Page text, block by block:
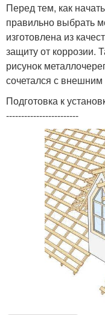
Перед тем, как
правильно выбрать
изготовлена из
защиту от коррозии.
рисунок
сочетался с
Подготовка к
------------------------